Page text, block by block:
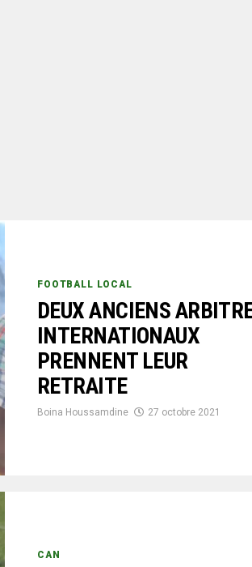
FOOTBALL LOCAL
DEUX ANCIENS
INTERNATIONAUX
PRENNENT LEUR
RETRAITE
Boina Houssamdine 27 octobre 2021
CAN